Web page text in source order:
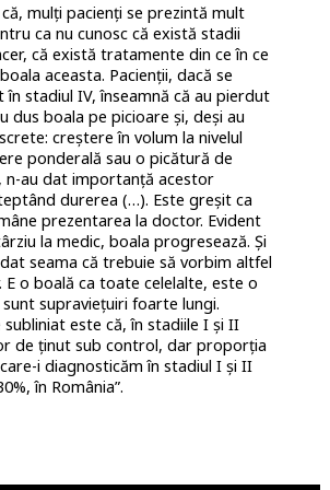
mulți pacienți se prezintă mult
ca nu cunosc că există stadii
că există tratamente din ce în ce
aceasta. Pacienții, dacă se
stadiul IV, înseamnă că au pierdut
dus boala pe picioare și, deși au
creștere în volum la nivelul
ponderală sau o picătură de
n-au dat importanță acestor
durerea (…). Este greșit ca
prezentarea la doctor. Evident
la medic, boala progresează. Și
seama că trebuie să vorbim altfel
E o boală ca toate celelalte, este o
supraviețuiri foarte lungi.
este că, în stadiile I și II
de ținut sub control, dar proporția
i diagnosticăm în stadiul I și II
în România”.